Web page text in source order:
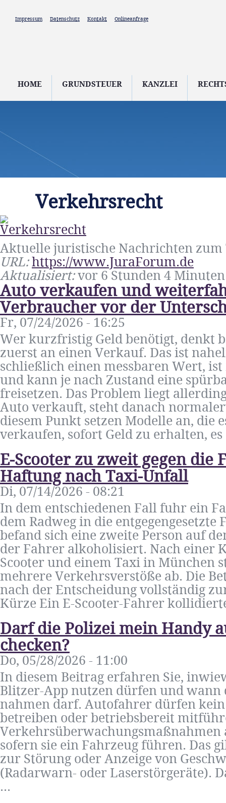
HOME GRUNDSTEUER KANZLEI
Impressum Datenschutz Kontakt Onlineanfrage
Verkehrsrecht
Aktuelle juristische Nachrichten
URL: https://www.JuraForum.de
Aktualisiert:vor 6 Stunden 4 Minuten
Auto verkaufen und
Verbraucher vor der
Fr, 07/24/2026 - 16:25
Wer kurzfristig Geld benötigt, denkt
zuerst an einen Verkauf. Das ist
schließlich einen messbaren Wert,
und kann je nach Zustand eine
freisetzen. Das Problem liegt
Auto verkauft, steht danach
diesem Punkt setzen Modelle an, die
verkaufen, sofort Geld zu erhalten,
E-Scooter zu zweit gegen die
Haftung nach Taxi-Unfall
Di, 07/14/2026 - 08:21
In dem entschiedenen Fall fuhr ein
dem Radweg in die
befand sich eine zweite Person auf
der Fahrer alkoholisiert. Nach einer
Scooter und einem Taxi in München
mehrere Verkehrsverstöße ab. Die
nach der Entscheidung vollständig
Kürze Ein E-Scooter-Fahrer
Darf die Polizei mein Handy
checken?
Do, 05/28/2026 - 11:00
In diesem Beitrag erfahren Sie,
Blitzer-App nutzen dürfen und
nahmen darf. Autofahrer dürfen kein
betreiben oder betriebsbereit
Verkehrsüberwachungsmaßnahmen
sofern sie ein Fahrzeug führen. Das
zur Störung oder Anzeige von
(Radarwarn- oder Laserstörgeräte).
...